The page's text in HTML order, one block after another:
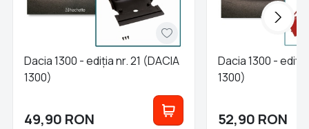
Dacia 1300 - ediția nr. 21 (DACIA
1300)
49,90 RON
Dacia 1300 -
1300)
52,90 RON